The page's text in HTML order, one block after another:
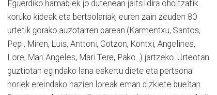
Eguerdiko hamabiek jo dutenean jaitsi dira oholtzatik
koruko kideak eta bertsolariak, euren zain zeuden 80
urtetik gorako auzotarren parean (Karmentxu, Santos,
Pepi, Miren, Luis, Anttoni, Gotzon, Kontxi, Angelines,
Lore, Mari Angeles, Mari Tere, Pako...) jartzeko. Urteotan
guztiotan egindako lana eskertu diete eta pertsona
horiek ereindako hazien loreak eman dizkiete bueltan.